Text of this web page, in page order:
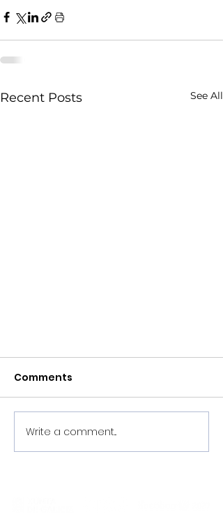
Recent Posts See All
Comments
Write a comment...